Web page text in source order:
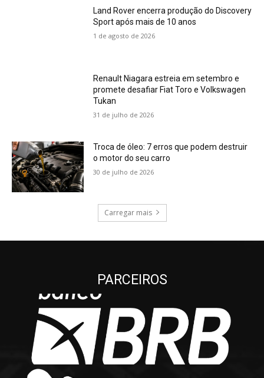
Land Rover encerra produção do Discovery
Sport após mais de 10 anos
1 de agosto de 2026
Renault Niagara estreia em setembro e
promete desafiar Fiat Toro e Volkswagen
Tukan
31 de julho de 2026
Troca de óleo: 7 erros que podem destruir
o motor do seu carro
30 de julho de 2026
Carregar mais
PARCEIROS